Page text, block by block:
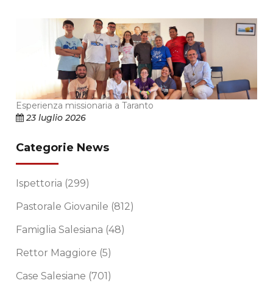
Esperienza missionaria a Taranto
23 luglio 2026
Categorie News
Ispettoria (299)
Pastorale Giovanile (812)
Famiglia Salesiana (48)
Rettor Maggiore (5)
Case Salesiane (701)